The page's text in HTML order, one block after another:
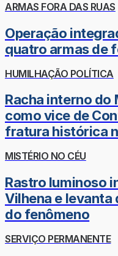
ARMAS FORA DAS RUAS
Operação
quatro armas de
HUMILHAÇÃO POLÍTICA
Racha interno do
como vice de
fratura histórica
MISTÉRIO NO CÉU
Rastro luminoso
Vilhena e levanta
do fenômeno
SERVIÇO PERMANENTE